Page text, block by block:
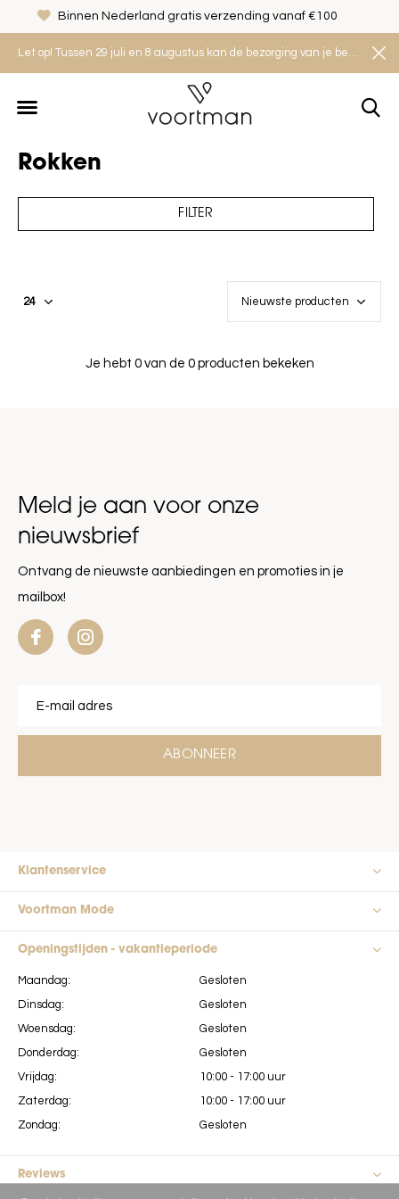
Let op! Tussen 29 juli en 8 augustus kan de bezorging van je bestelling iets langer duren. Houd rekening met een levertijd van 2 tot 4 werkdagen.
Binnen Nederland gratis verzending vanaf €100
Rokken
FILTER
Je hebt 0 van de 0 producten bekeken
Meld je aan voor onze
nieuwsbrief
Ontvang de nieuwste aanbiedingen en promoties in je
mailbox!
ABONNEER
Klantenservice
Voortman Mode
Openingstijden - vakantieperiode
Maandag:
Dinsdag:
Woensdag:
Donderdag:
Vrijdag:
Zaterdag:
Zondag:
Gesloten
Gesloten
Gesloten
Gesloten
10:00 - 17:00 uur
10:00 - 17:00 uur
Gesloten
Reviews